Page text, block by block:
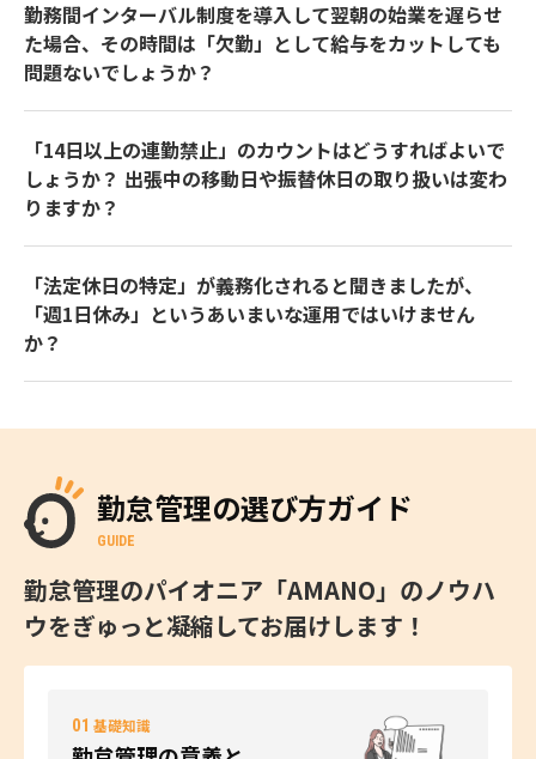
勤務間インターバル制度を導入して翌朝の始業を遅らせ
た場合、その時間は「欠勤」として給与をカットしても
問題ないでしょうか？
「14日以上の連勤禁止」のカウントはどうすればよいで
しょうか？ 出張中の移動日や振替休日の取り扱いは変わ
りますか？
「法定休日の特定」が義務化されると聞きましたが、
「週1日休み」というあいまいな運用ではいけません
か？
勤怠管理の選び方ガイド
GUIDE
勤怠管理のパイオニア「AMANO」のノウハ
ウをぎゅっと凝縮してお届けします！
01 基礎知識